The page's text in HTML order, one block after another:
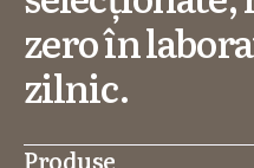
zero în
zilnic.
Produse